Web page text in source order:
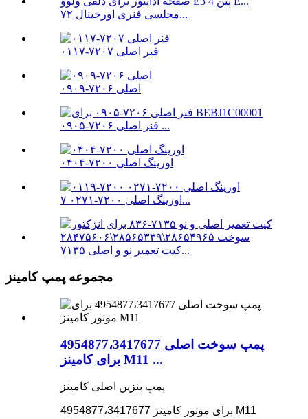
مجلسی فنری اورجینال ۷۲...
فنر اصلی ۷۲۰۷-۰۱۱۷
اصلی ۷۲۰۶-۰۹۰۹
فنر اصلی ۷۲۰۶-۰۹۰۵ ...
اورینگ اصلی ۷۲۰۰-۰۴۰۴
اورینگ اصلی ۷۲۰۰-۰۲۷۱ ۷...
کیت تعمیر نو و اصلی ۷۱۳۵...
مجموعه پمپ کامینز
پمپ سوخت اصلی 4954877،3417677
برای کامینز M11 ...
پمپ بنزین اصلی کامینز
4954877،3417677 برای موتور کامینز M11